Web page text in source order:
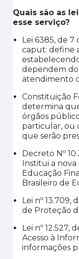
Quais são as
esse serviço?
Lei 6385, de 7
caput: define
dependem
atendimento
Constituição
determina
órgãos
particular, ou
que serão
Decreto Nº
Institui a nova
Educação
Brasileiro de
Lei nº 13.709,
de Proteção
Lei nº 12.527,
Acesso à
informações